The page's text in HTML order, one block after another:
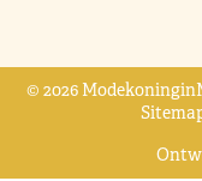
© 2026